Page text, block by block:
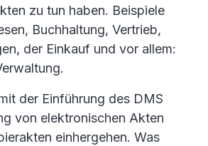
zu tun haben. Beispiele
Buchhaltung, Vertrieb,
der Einkauf und vor allem:
der Einführung des DMS
von elektronischen Akten
einhergehen. Was